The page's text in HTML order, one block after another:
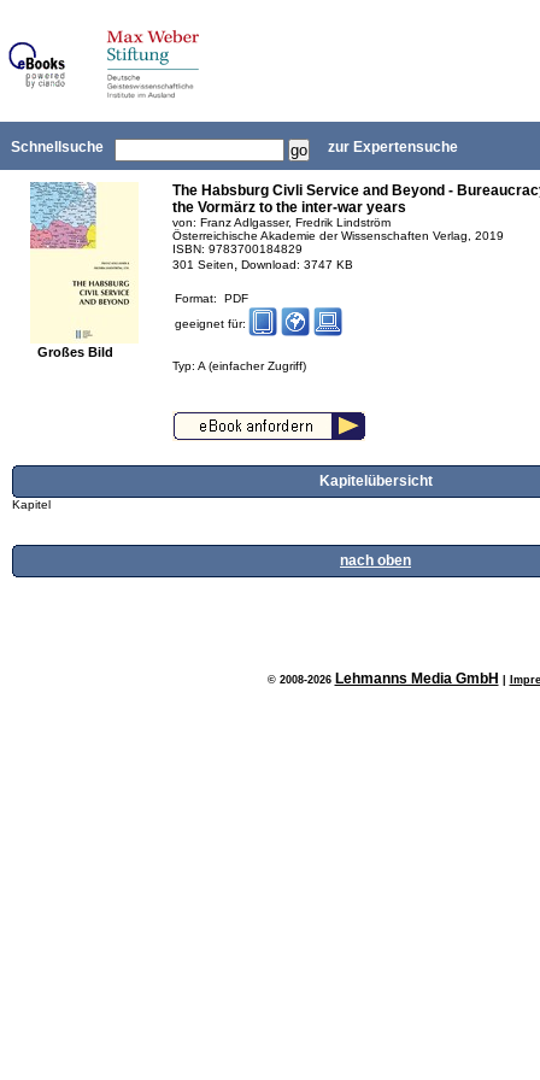
Schnellsuche zur Expertensuche
Großes Bild
The Habsburg Civli Service and Beyond -
the Vormärz to the inter-war years
von: Franz Adlgasser, Fredrik Lindström
Österreichische Akademie der Wissenschaften Verlag, 2019
ISBN: 9783700184829
301 Seiten, Download: 3747 KB
Format: PDF
geeignet für:
Typ: A (einfacher Zugriff)
Kapitelübersicht
Kapitel
nach oben
© 2008-2026 Lehmanns Media GmbH